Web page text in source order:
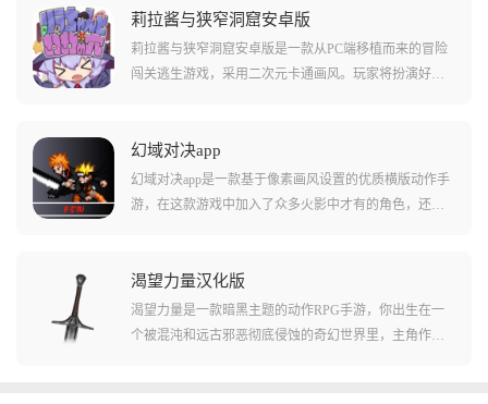
直接对故事剧情进行修改，并且增强玩家们对于故事的
认知。游戏中还有很多碎片化叙事的部分，对玩家们来
说需要自己拼凑内容!
莉拉酱与狭窄洞窟安卓版
莉拉酱与狭窄洞窟安卓版是一款从PC端移植而来的冒险
闯关逃生游戏，采用二次元卡通画风。玩家将扮演好奇
后触手怪鱼的追击。游戏共有六个关卡，每个关卡都有
独特的怪物和攻击方式，玩家需要操控角色在狭窄洞窟
中不断前进，通过不断加点提高抗性与速度，解锁更多
幻域对决app
幻域对决app是一款基于像素画风设置的优质横版动作手
游，在这款游戏中加入了众多火影中才有的角色，还有
轻松的搓出一系列不同的技能和大招，让玩家们的战斗
力提升很多!游戏还支持多人联机战斗和局域网战斗等多
种模式，让您能够和好友一起切磋技术!
渴望力量汉化版
渴望力量是一款暗黑主题的动作RPG手游，你出生在一
个被混沌和远古邪恶彻底侵蚀的奇幻世界里，主角作为